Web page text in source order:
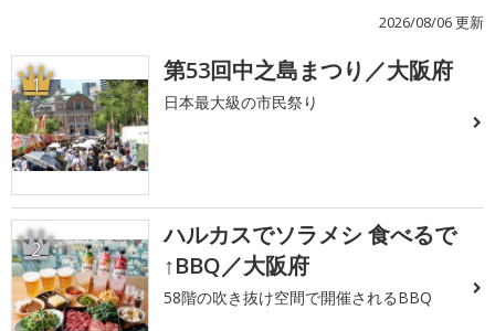
2026/08/06 更新
1 第53回中之島まつり／大阪府
日本最大級の市民祭り
2
ハルカスでソラメシ 食べるで
↑BBQ／大阪府
58階の吹き抜け空間で開催されるBBQ